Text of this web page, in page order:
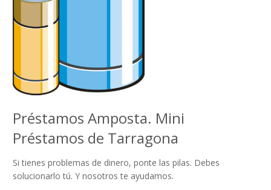
Préstamos Amposta. Mini
Préstamos de Tarragona
Si tienes problemas de dinero, ponte las pilas. Debes
solucionarlo tú. Y nosotros te ayudamos.